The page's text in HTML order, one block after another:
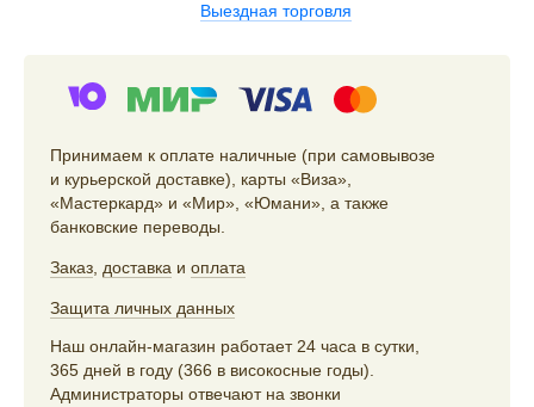
Выездная торговля
Принимаем к оплате наличные (при самовывозе
и курьерской доставке), карты «Виза»,
«Мастеркард» и «Мир», «Юмани», а также
банковские переводы.
Заказ доставка и оплата
Защита личных данных
Наш онлайн-магазин работает 24 часа в сутки,
365 дней в году (366 в високосные годы).
Администраторы отвечают на звонки